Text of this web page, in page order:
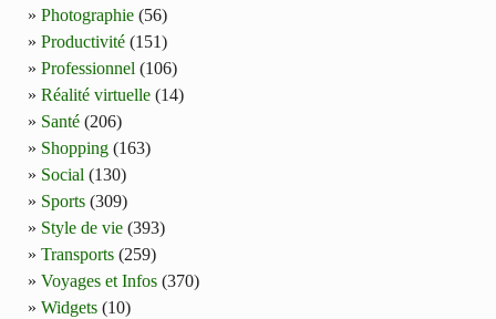
Photographie (56)
Productivité (151)
Professionnel (106)
Réalité virtuelle (14)
Santé (206)
Shopping (163)
Social (130)
Sports (309)
Style de vie (393)
Transports (259)
Voyages et Infos (370)
Widgets (10)